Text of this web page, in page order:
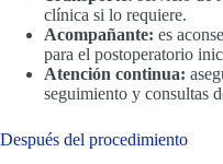
clínica si lo requiere.
Acompañante: es
para el postoperatorio
Atención continua:
seguimiento y consultas
Después del procedimiento